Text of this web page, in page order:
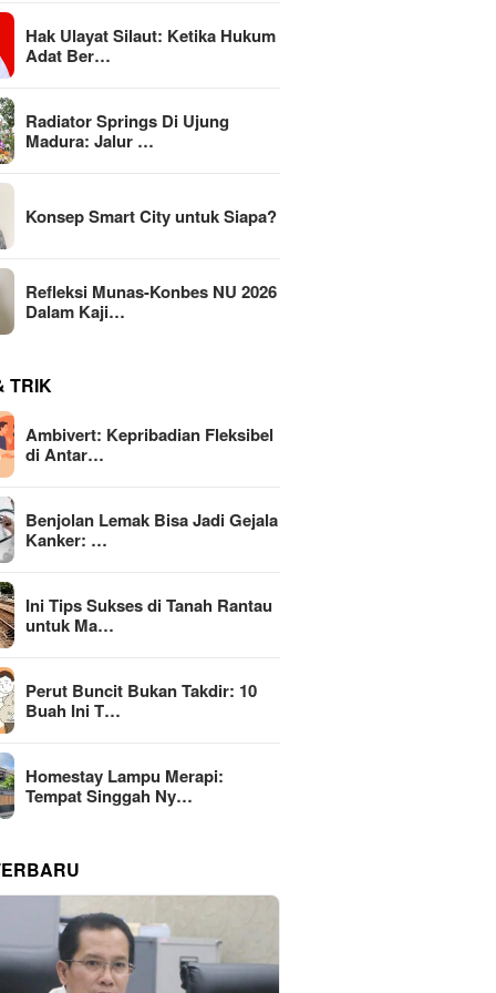
Hak Ulayat Silaut: Ketika Hukum
Adat Ber…
Radiator Springs Di Ujung
Madura: Jalur …
Konsep Smart City untuk Siapa?
Refleksi Munas-Konbes NU 2026
Dalam Kaji…
TRIK
Ambivert: Kepribadian Fleksibel
di Antar…
Benjolan Lemak Bisa Jadi Gejala
Kanker: …
Ini Tips Sukses di Tanah Rantau
untuk Ma…
Perut Buncit Bukan Takdir: 10
Buah Ini T…
Homestay Lampu Merapi:
Tempat Singgah Ny…